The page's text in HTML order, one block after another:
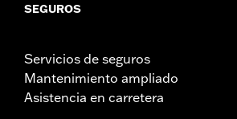
SEGUROS
Servicios de seguros
Mantenimiento ampliado
Asistencia en carretera